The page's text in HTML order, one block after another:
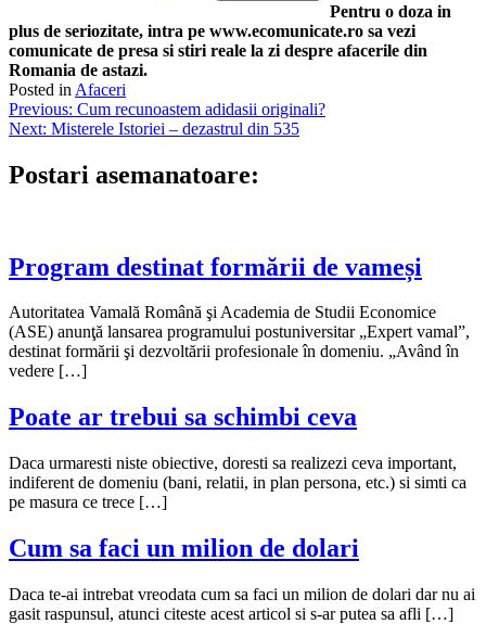
Pentru o doza in
plus de seriozitate, intra pe www.ecomunicate.ro sa vezi
comunicate de presa si stiri reale la zi despre afacerile din
Romania de astazi.
Posted in Afaceri
Navigare
în
articole
Previous: Cum recunoastem adidasii originali?
Next: Misterele Istoriei – dezastrul din 535
Postari asemanatoare:
Program destinat formării de vameși
Autoritatea Vamală Română şi Academia de Studii Economice
(ASE) anunţă lansarea programului postuniversitar „Expert vamal”,
destinat formării şi dezvoltării profesionale în domeniu. „Având în
vedere […]
Poate ar trebui sa schimbi ceva
Daca urmaresti niste obiective, doresti sa realizezi ceva important,
indiferent de domeniu (bani, relatii, in plan persona, etc.) si simti ca
pe masura ce trece […]
Cum sa faci un milion de dolari
Daca te-ai intrebat vreodata cum sa faci un milion de dolari dar nu ai
gasit raspunsul, atunci citeste acest articol si s-ar putea sa afli […]